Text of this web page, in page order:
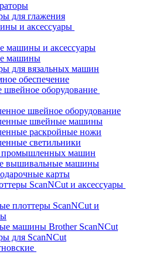
для глажения
и аксессуары
машины и аксессуары
машины
для вязальных машин
обеспечение
оборудование
швейное оборудование
швейные машины
раскройные ножи
светильники
промышленных машин
вышивальные машины
карты
ScanNCut и аксессуары
плоттеры ScanNCut и
машины Brother ScanNCut
для ScanNCut